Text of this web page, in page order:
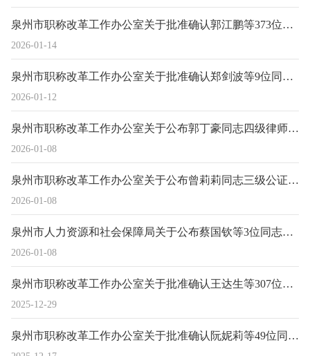
2026-01-14
泉州市职称改革工作办公室关于批准确认郭江鹏等373位同志土建专业中初级技术职务任职资格及李雪鸣等10位同志评审结果的通知
2026-01-12
泉州市职称改革工作办公室关于批准确认郑剑波等9位同志竞技体育教练员中、初级职务任职资格的通知
2026-01-08
泉州市职称改革工作办公室关于公布郭丁豪同志四级律师职务任职资格的通知
2026-01-08
泉州市职称改革工作办公室关于公布曾莉莉同志三级公证员职务任职资格的通知
2026-01-08
泉州市人力资源和社会保障局关于公布蔡国钦等3位同志二级公证员、律师高级专业技术职务任职资格的通知
2025-12-29
泉州市职称改革工作办公室关于批准确认王达生等307位同志土建专业工程师职务任职资格的通知
泉州市职称改革工作办公室关于批准确认阮妮莉等49位同志中级专业技术职务任职资格的通知